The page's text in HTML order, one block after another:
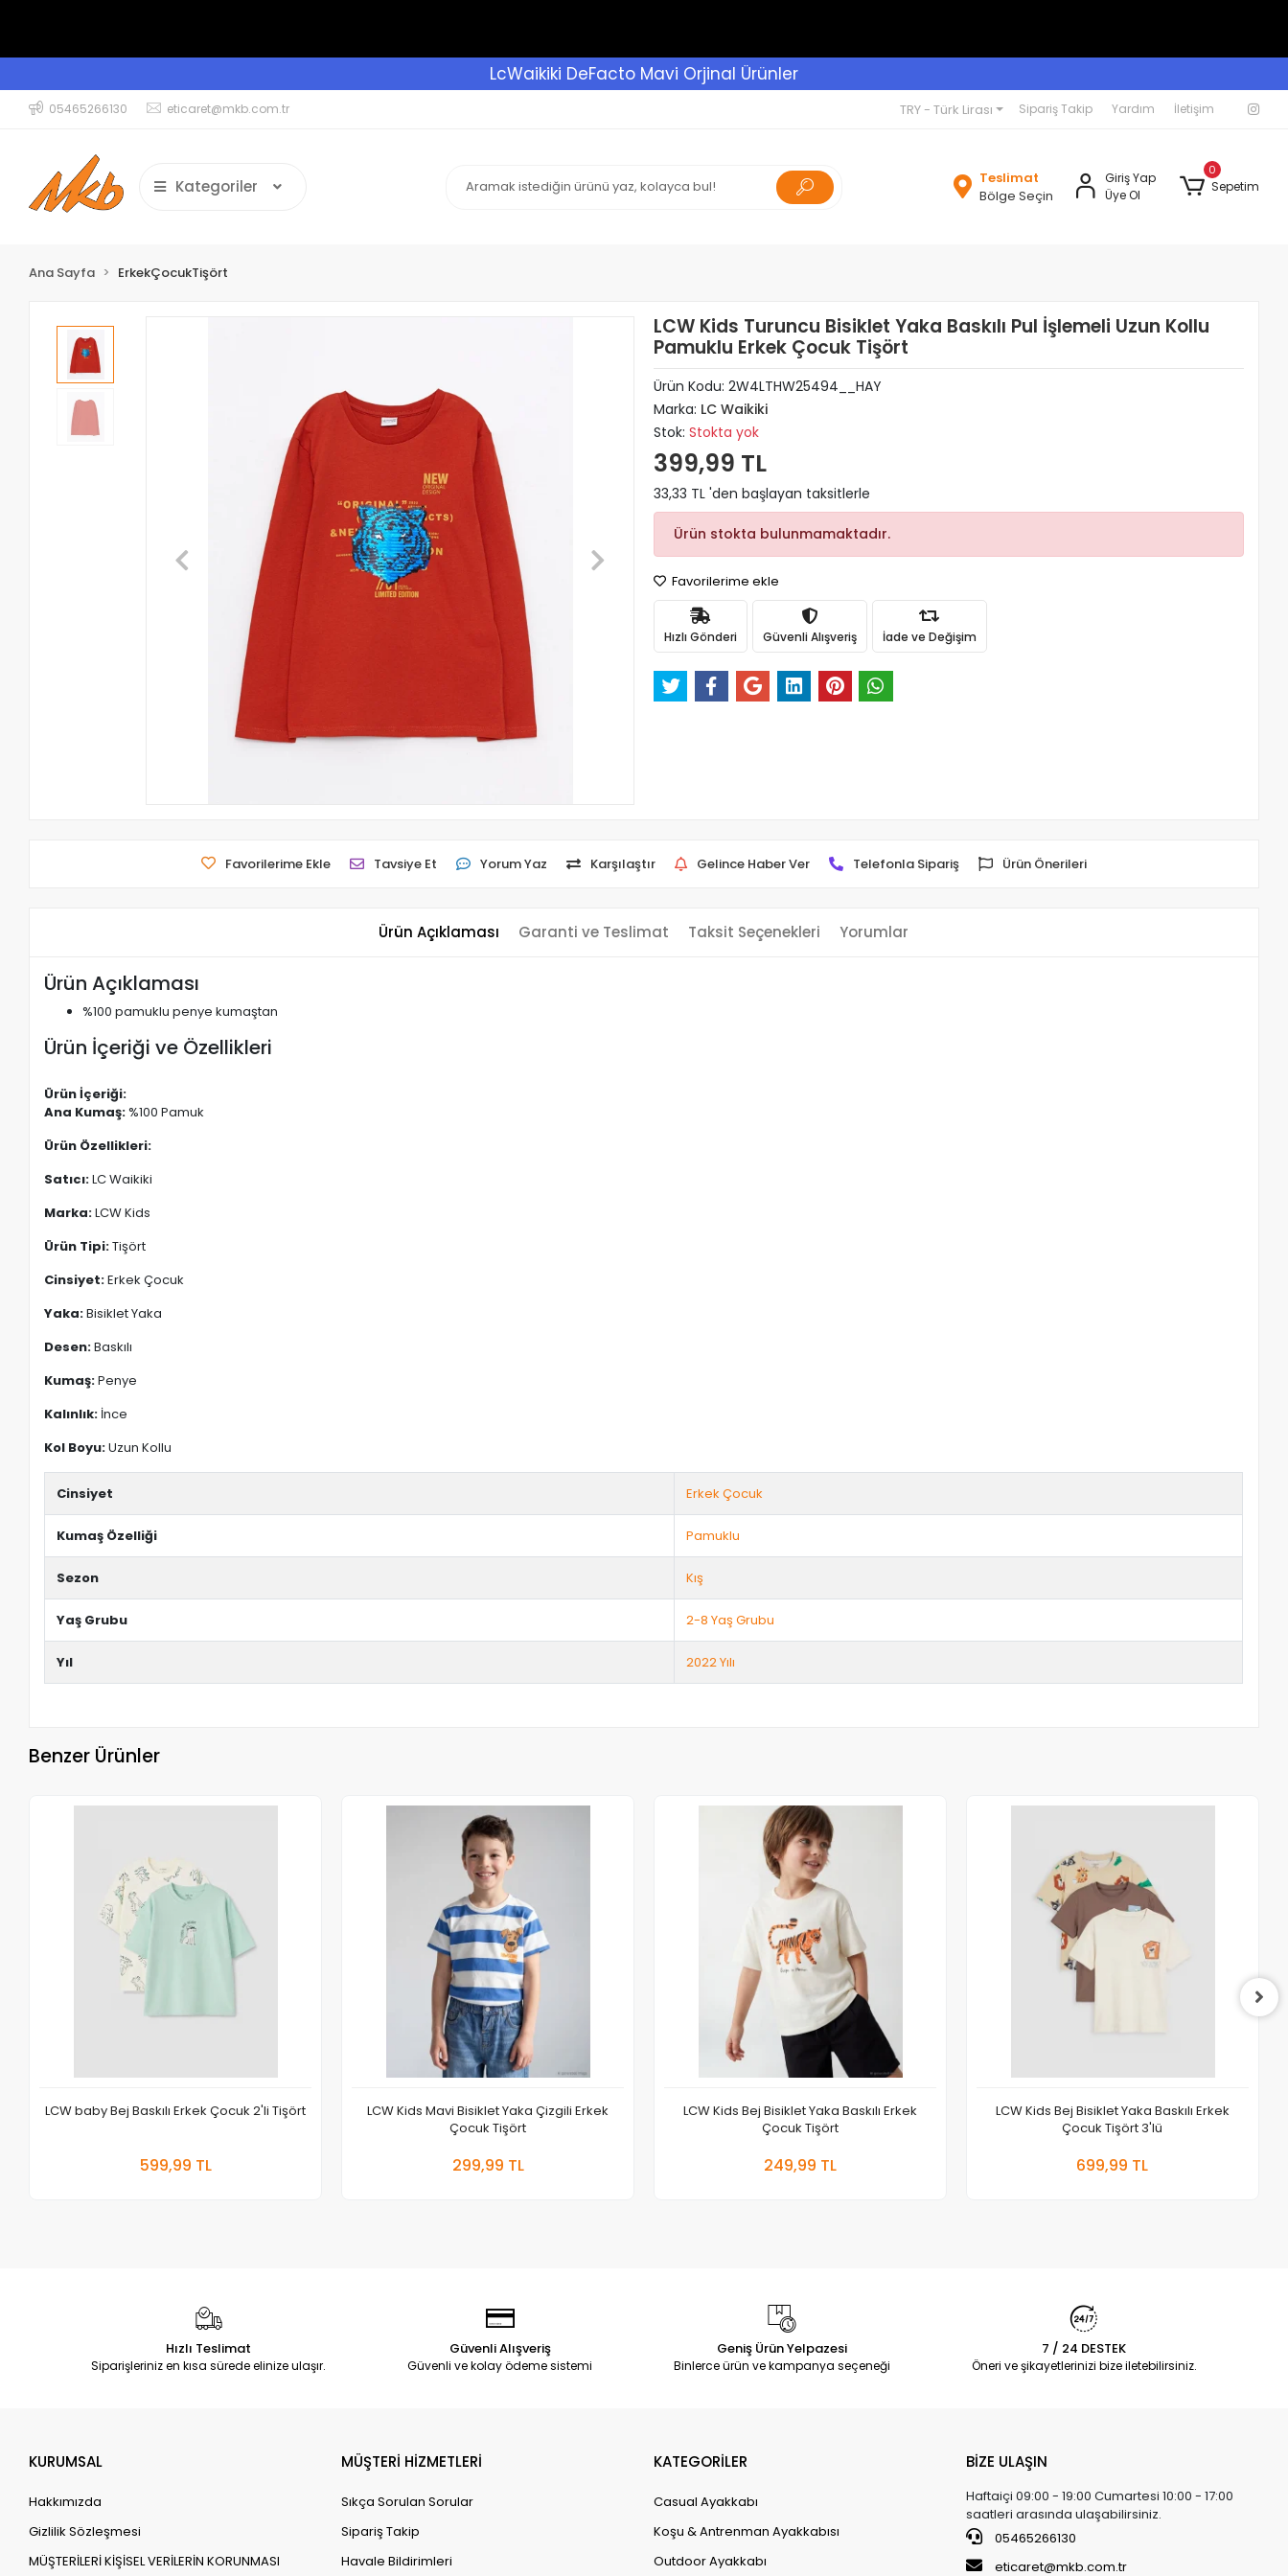
LcWaikiki DeFacto Mavi Orjinal Ürünler
05465266130 eticaret@mkb.com.tr TRY - Türk Lirası Sipariş Takip Yardım İletişim
Kategoriler
Teslimat
Bölge Seçin
Giriş Yap
Üye Ol
0
Sepetim
Ana Sayfa ErkekÇocukTişört
LCW Kids Turuncu Bisiklet Yaka Baskılı Pul İşlemeli Uzun Kollu
Pamuklu Erkek Çocuk Tişört
Ürün Kodu: 2W4LTHW25494__HAY
Marka: LC Waikiki
Stok: Stokta yok
399,99 TL
33,33 TL 'den başlayan taksitlerle
Ürün stokta bulunmamaktadır.
Favorilerime ekle
Hızlı Gönderi Güvenli Alışveriş İade ve Değişim
Favorilerime Ekle Tavsiye Et Yorum Yaz Karşılaştır Gelince Haber Ver Telefonla Sipariş Ürün Önerileri
Ürün Açıklaması Garanti ve Teslimat Taksit Seçenekleri Yorumlar
Ürün Açıklaması
%100 pamuklu penye kumaştan
Ürün İçeriği ve Özellikleri
Ürün İçeriği:
Ana Kumaş: %100 Pamuk
Ürün Özellikleri:
Satıcı:LC Waikiki
Marka:LCW Kids
Ürün Tipi:Tişört
Cinsiyet:Erkek Çocuk
Yaka:Bisiklet Yaka
Desen:Baskılı
Kumaş:Penye
Kalınlık: İnce
Kol Boyu:Uzun Kollu
Cinsiyet Erkek Çocuk
Kumaş Özelliği Pamuklu
Sezon Kış
Yaş Grubu 2-8 Yaş Grubu
Yıl 2022 Yılı
Benzer Ürünler
LCW baby Bej Baskılı Erkek Çocuk 2'li Tişört
599,99 TL
LCW Kids Mavi Bisiklet Yaka Çizgili Erkek
Çocuk Tişört
299,99 TL
LCW Kids Bej Bisiklet Yaka Baskılı Erkek
Çocuk Tişört
249,99 TL
LCW Kids Bej Bisiklet Yaka Baskılı Erkek
Çocuk Tişört 3'lü
699,99 TL
Hızlı Teslimat
Siparişleriniz en kısa sürede elinize ulaşır.
Güvenli Alışveriş
Güvenli ve kolay ödeme sistemi
Geniş Ürün Yelpazesi
Binlerce ürün ve kampanya seçeneği
7 / 24 DESTEK
Öneri ve şikayetlerinizi bize iletebilirsiniz.
KURUMSAL
Hakkımızda
Gizlilik Sözleşmesi
MÜŞTERİLERİ KİŞİSEL VERİLERİN KORUNMASI
MÜŞTERİ HİZMETLERİ
Sıkça Sorulan Sorular
Sipariş Takip
Havale Bildirimleri
KATEGORİLER
Casual Ayakkabı
Koşu & Antrenman Ayakkabısı
Outdoor Ayakkabı
BİZE ULAŞIN
Haftaiçi 09:00 - 19:00 Cumartesi 10:00 - 17:00
saatleri arasında ulaşabilirsiniz.
05465266130
eticaret@mkb.com.tr